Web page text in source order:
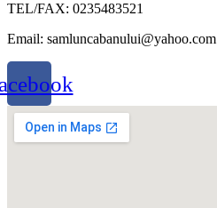
TEL/FAX: 0235483521
Email: samluncabanului@yahoo.com